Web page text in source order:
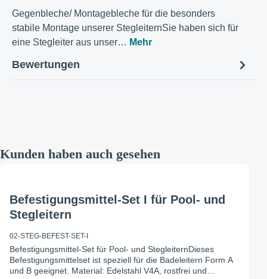
Gegenbleche/ Montagebleche für die besonders
stabile Montage unserer StegleiternSie haben sich für
eine Stegleiter aus unser… Mehr
Bewertungen
Produktgalerie überspringen
Kunden haben auch gesehen
Befestigungsmittel-Set I für Pool- und
Stegleitern
02-STEG-BEFEST-SET-I
Befestigungsmittel-Set für Pool- und StegleiternDieses
Befestigungsmittelset ist speziell für die Badeleitern Form A
und B geeignet. Material: Edelstahl V4A, rostfrei und